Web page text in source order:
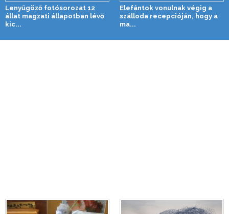
Lenyűgöző fotósorozat 12
állat magzati állapotban lévő
kic...
Elefántok vonulnak végig a
szálloda recepcióján, hogy a
ma...